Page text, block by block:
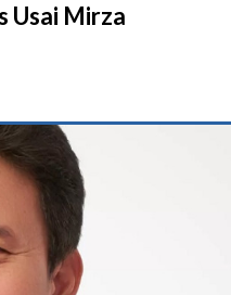
Usai Mirza